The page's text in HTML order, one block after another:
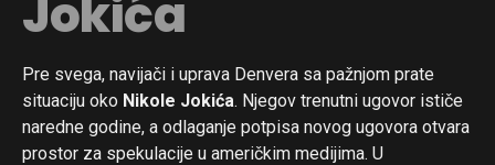
Jokića
Pre svega, navijači i uprava Denvera sa pažnjom prate
situaciju oko Nikole Jokića. Njegov trenutni ugovor ističe
naredne godine, a odlaganje potpisa novog ugovora otvara
prostor za spekulacije u američkim medijima. U